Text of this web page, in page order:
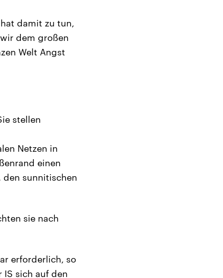
damit zu tun,
dem großen
Welt Angst
stellen
Netzen in
einen
den sunnitischen
sie nach
erforderlich, so
IS sich auf den